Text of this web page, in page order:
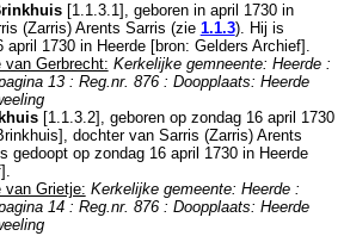
[1.1.3.1], geboren in april 1730 in
(Zarris) Arents Sarris (zie 1.1.3). Hij is
april 1730 in Heerde[bron: Gelders Archief].
van Gerbrecht: Kerkelijke gemneente: Heerde :
13 : Reg.nr. 876 : Doopplaats: Heerde
[1.1.3.2], geboren op zondag 16 april 1730
], dochter van Sarris (Zarris) Arents
gedoopt op zondag 16 april 1730 in Heerde
].
van Grietje: Kerkelijke gemeente: Heerde :
14 : Reg.nr. 876 : Doopplaats: Heerde